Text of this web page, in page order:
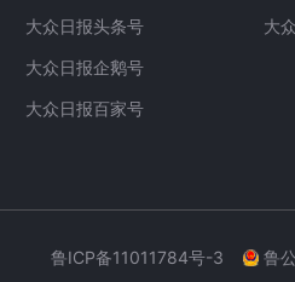
大众日报头条号
大众日报企鹅号
大众日报百家号
大
鲁ICP备11011784号-3 鲁